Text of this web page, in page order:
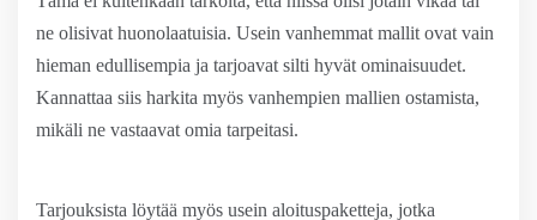
ne olisivat huonolaatuisia. Usein vanhemmat mallit ovat vain
hieman edullisempia ja tarjoavat silti hyvät ominaisuudet.
Kannattaa siis harkita myös vanhempien mallien ostamista,
mikäli ne vastaavat omia tarpeitasi.
Tarjouksista löytää myös usein aloituspaketteja, jotka